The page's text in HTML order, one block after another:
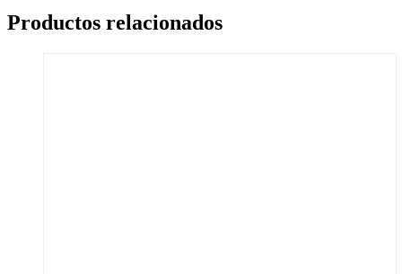
Productos relacionados